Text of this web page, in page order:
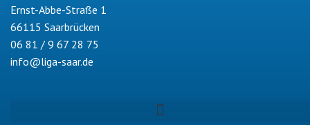
Ernst-Abbe-Straße 1
66115 Saarbrücken
06 81 / 9 67 28 75
info@liga-saar.de